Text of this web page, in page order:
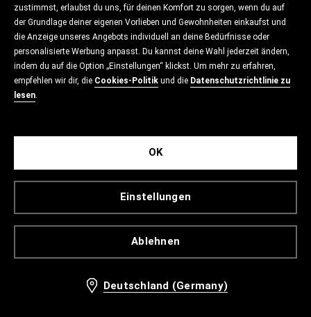
zustimmst, erlaubst du uns, für deinen Komfort zu sorgen, wenn du auf
der Grundlage deiner eigenen Vorlieben und Gewohnheiten einkaufst und
die Anzeige unseres Angebots individuell an deine Bedürfnisse oder
personalisierte Werbung anpasst. Du kannst deine Wahl jederzeit ändern,
indem du auf die Option „Einstellungen“ klickst. Um mehr zu erfahren,
empfehlen wir dir, die Cookies-Politik und die Datenschutzrichtlinie zu
lesen.
Ablehnen
Einstellungen
OK
Deutschland (Germany)